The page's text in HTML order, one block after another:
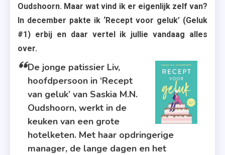
,
,
Serie
,
Koken
,
Patisserie
Oudshoorn. Maar wat vind ik er eigenlijk zelf van?
In december pakte ik ‘Recept voor geluk’ (Geluk
#1) erbij en daar vertel ik jullie vandaag alles
over.
De jonge patissier Liv,
hoofdpersoon in ‘Recept
van geluk’ van Saskia M.N.
Oudshoorn, werkt in de
keuken van een grote
hotelketen. Met haar opdringerige
manager, de lange dagen en het